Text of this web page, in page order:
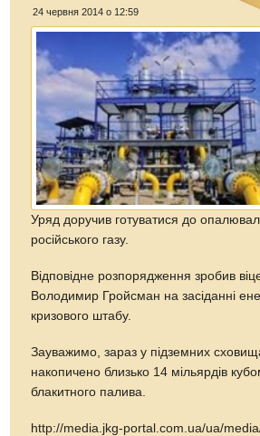
24 червня 2014 о 12:59
Уряд доручив готуватися до
російського газу.
Відповідне розпорядження зробив
Володимир Гройсман на засіданні
кризового штабу.
Зауважимо, зараз у підземних
накопичено близько 14 мільярдів
блакитного палива.
http://media.jkg-portal.com.ua/ua/